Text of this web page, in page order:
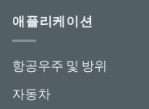
애플리케이션
항공우주 및 방위
자동차